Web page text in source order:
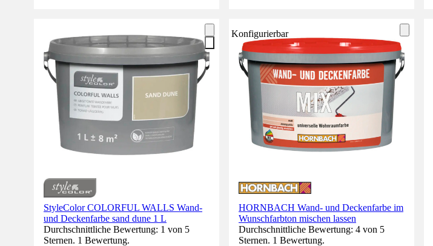
StyleColor COLORFUL WALLS Wand-
und Deckenfarbe sand dune 1 L
Durchschnittliche Bewertung: 1 von 5
Sternen. 1 Bewertung.
Konfigurierbar
HORNBACH Wand- und Deckenfarbe im
Wunschfarbton mischen lassen
Durchschnittliche Bewertung: 4 von 5
Sternen. 1 Bewertung.